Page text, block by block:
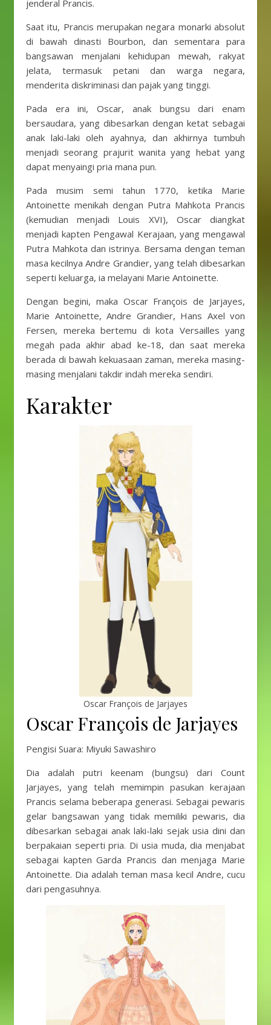
jenderal Prancis.
Saat itu, Prancis merupakan negara monarki absolut
di bawah dinasti Bourbon, dan sementara para
bangsawan menjalani kehidupan mewah, rakyat
jelata, termasuk petani dan warga negara,
menderita diskriminasi dan pajak yang tinggi.
Pada era ini, Oscar, anak bungsu dari enam
bersaudara, yang dibesarkan dengan ketat sebagai
anak laki-laki oleh ayahnya, dan akhirnya tumbuh
menjadi seorang prajurit wanita yang hebat yang
dapat menyaingi pria mana pun.
Pada musim semi tahun 1770, ketika Marie
Antoinette menikah dengan Putra Mahkota Prancis
(kemudian menjadi Louis XVI), Oscar diangkat
menjadi kapten Pengawal Kerajaan, yang mengawal
Putra Mahkota dan istrinya. Bersama dengan teman
masa kecilnya Andre Grandier, yang telah dibesarkan
seperti keluarga, ia melayani Marie Antoinette.
Dengan begini, maka Oscar François de Jarjayes,
Marie Antoinette, Andre Grandier, Hans Axel von
Fersen, mereka bertemu di kota Versailles yang
megah pada akhir abad ke-18, dan saat mereka
berada di bawah kekuasaan zaman, mereka masing-
masing menjalani takdir indah mereka sendiri.
Karakter
Oscar François de Jarjayes
Oscar François de Jarjayes
Pengisi Suara: Miyuki Sawashiro
Dia adalah putri keenam (bungsu) dari Count
Jarjayes, yang telah memimpin pasukan kerajaan
Prancis selama beberapa generasi. Sebagai pewaris
gelar bangsawan yang tidak memiliki pewaris, dia
dibesarkan sebagai anak laki-laki sejak usia dini dan
berpakaian seperti pria. Di usia muda, dia menjabat
sebagai kapten Garda Prancis dan menjaga Marie
Antoinette. Dia adalah teman masa kecil Andre, cucu
dari pengasuhnya.